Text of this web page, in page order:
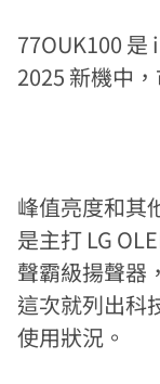
77OUK100 是
2025 新機中
峰值亮度和其
是主打 LG
聲霸級揚聲器
這次就列出科
使用狀況。